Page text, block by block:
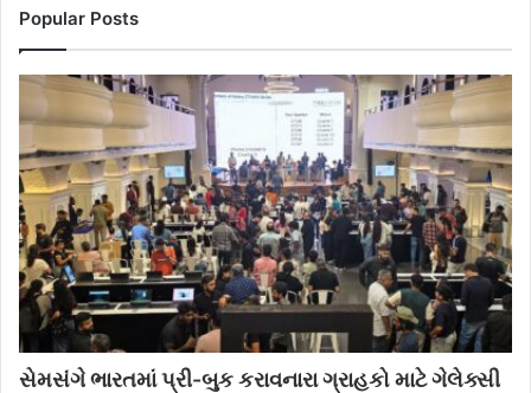
Popular Posts
સેમસંગે ભારતમાં પ્રી-બુક કરાવનારા ગ્રાહકો માટે ગેલેક્સી